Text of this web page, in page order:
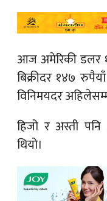
आज अमेरिकी डलर
बिक्रीदर १४७
विनिमयदर
हिजो र अस्ती
थियो।